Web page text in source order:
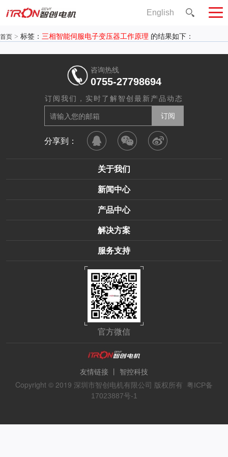
English
首页 > 标签： 三相智能伺服电子变压器工作原理 的结果如下：
咨询热线
0755-27798694
订阅我们，实时了解智创最新产品动态
分享到：
关于我们
新闻中心
产品中心
解决方案
服务支持
官方微信
友情链接 丨 智控科技
Copyright © 2019 深圳市智创电机有限公司 版权所有
粤ICP备
17023887号-1